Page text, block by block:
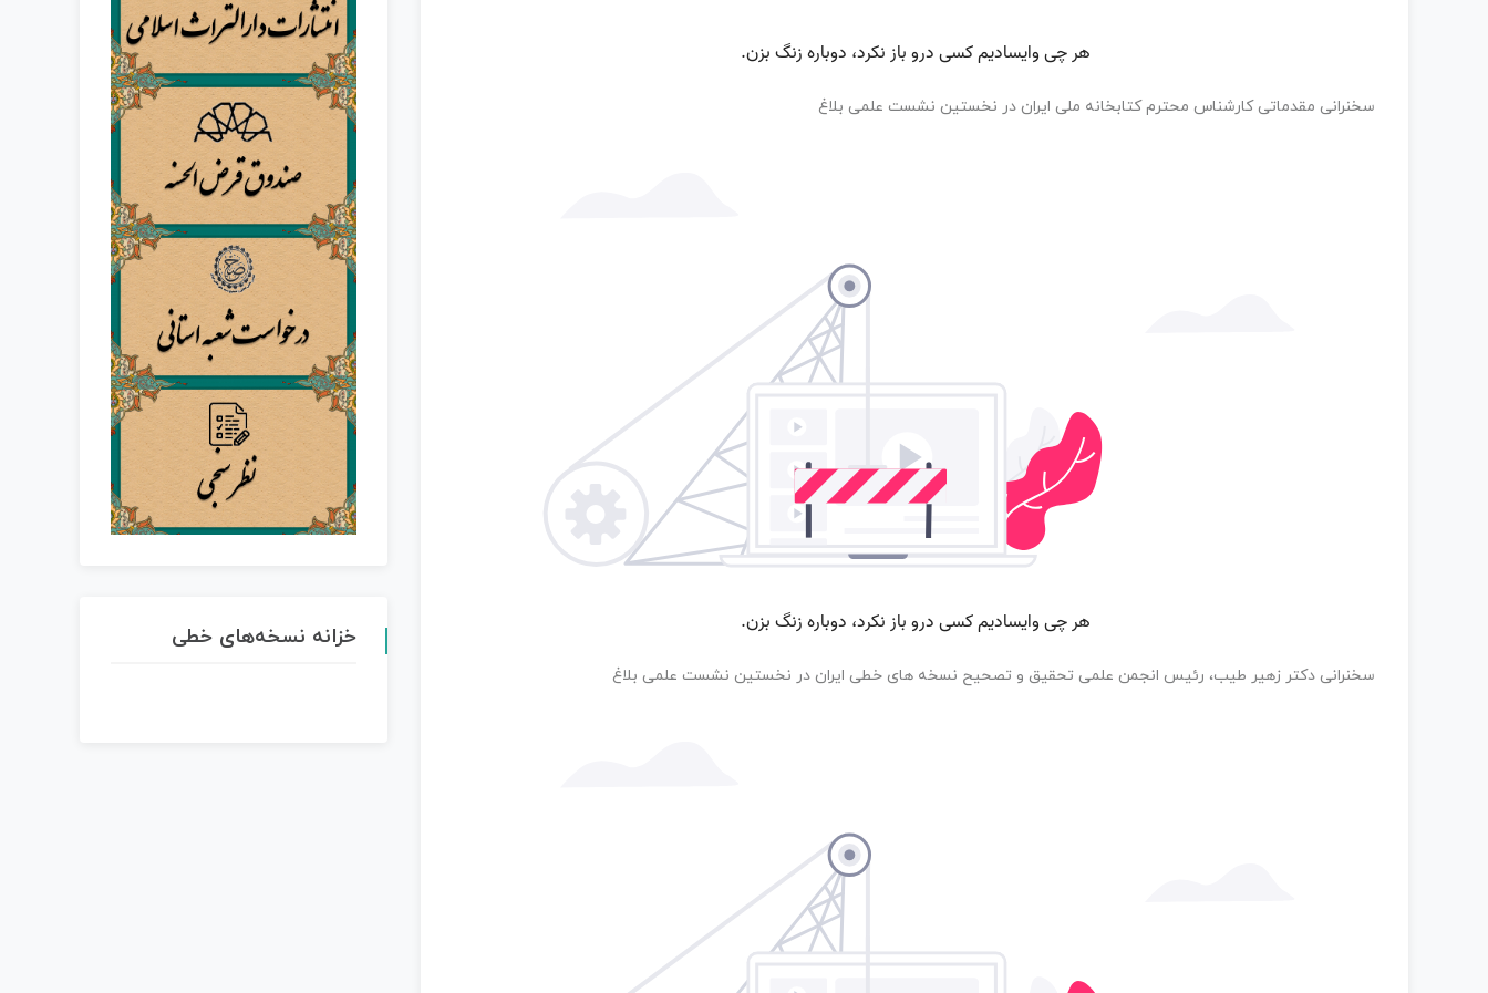
سخنرانی مقدماتی کارشناس محترم کتابخانه ملی ایران در نخستین نشست علمی بلاغ
سخنرانی دکتر زهیر طیب، رئیس انجمن علمی تحقیق و تصحیح نسخه های خطی ایران در نخستین نشست علمی بلاغ
خزانه نسخه‌های خطی